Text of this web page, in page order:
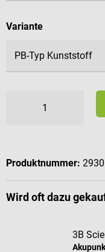
Varianteauswählen
Produktnummer:
Wird oft dazu
3B